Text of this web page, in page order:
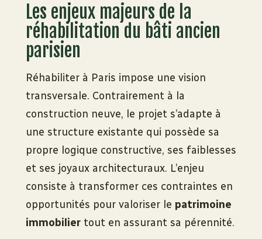
Les enjeux majeurs de la
réhabilitation du bâti ancien
parisien
Réhabiliter à Paris impose une vision
transversale. Contrairement à la
construction neuve, le projet s’adapte à
une structure existante qui possède sa
propre logique constructive, ses faiblesses
et ses joyaux architecturaux. L’enjeu
consiste à transformer ces contraintes en
opportunités pour valoriser le patrimoine
immobilier tout en assurant sa pérennité.